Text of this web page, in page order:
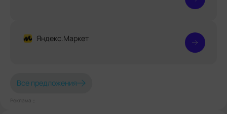
Яндекс.Маркет
Все предложения
Реклама⋮